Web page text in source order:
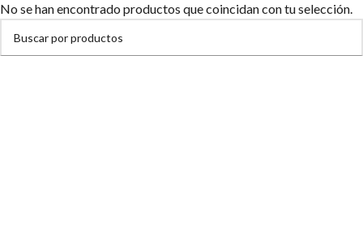
No se han encontrado productos que coincidan con tu selección.